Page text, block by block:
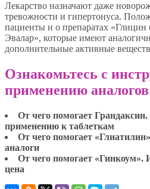
Лекарство назначают даже
тревожности и гипертонуса.
пациенты и о препаратах
Эвалар», которые имеют
дополнительные активные
Ознакомьтесь с
применению
От чего помогает
применению к таблеткам
От чего помогает
аналоги
От чего помогает
цена